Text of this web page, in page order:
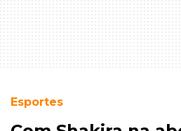
Esportes